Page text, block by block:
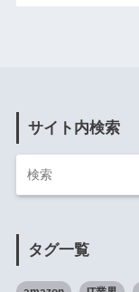
サイト内検索
タグ一覧